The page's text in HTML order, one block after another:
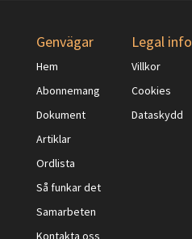
Genvägar
Hem
Abonnemang
Dokument
Artiklar
Ordlista
Så funkar det
Samarbeten
Kontakta oss
Legal info
Villkor
Cookies
Dataskydd